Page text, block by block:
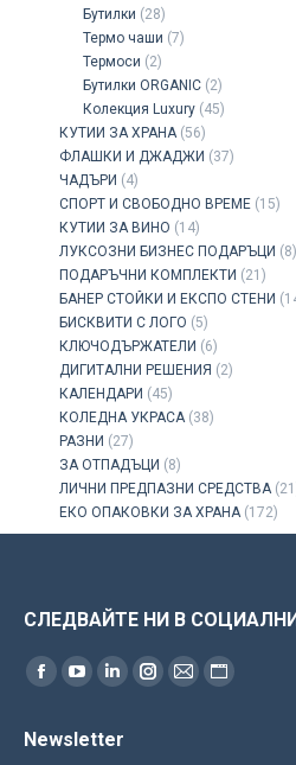
Бутилки (28)
Термо чаши (7)
Термоси (2)
Бутилки ORGANIC (2)
Колекция Luxury (45)
КУТИИ ЗА ХРАНА (56)
ФЛАШКИ И ДЖАДЖИ (37)
ЧАДЪРИ (4)
СПОРТ И СВОБОДНО ВРЕМЕ (15)
КУТИИ ЗА ВИНО (14)
ЛУКСОЗНИ БИЗНЕС ПОДАРЪЦИ (8)
ПОДАРЪЧНИ КОМПЛЕКТИ (21)
БАНЕР СТОЙКИ И ЕКСПО СТЕНИ
БИСКВИТИ С ЛОГО (5)
КЛЮЧОДЪРЖАТЕЛИ (6)
ДИГИТАЛНИ РЕШЕНИЯ (2)
КАЛЕНДАРИ (45)
КОЛЕДНА УКРАСА (38)
РАЗНИ (27)
ЗА ОТПАДЪЦИ (8)
ЛИЧНИ ПРЕДПАЗНИ СРЕДСТВА
ЕКО ОПАКОВКИ ЗА ХРАНА (172)
СЛЕДВАЙТЕ НИ В
Find us on:
Facebook
opens
YouTube
opens
Linkedin
opens
Instagram
Mail Website
Newsletter